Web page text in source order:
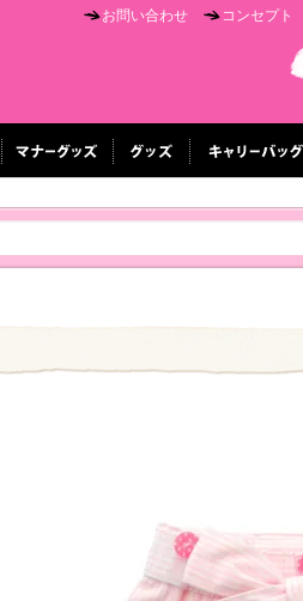
コンセプト
お問い合わせ